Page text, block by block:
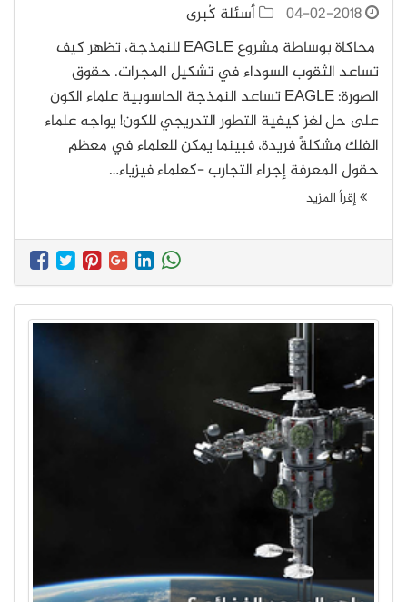
04-02-2018
أسئلة كُبرى
محاكاة بوساطة مشروع EAGLE للنمذجة، تظهر كيف
تساعد الثقوب السوداء في تشكيل المجرات. حقوق
الصورة: EAGLE تساعد النمذجة الحاسوبية علماء الكون
على حل لغز كيفية التطور التدريجي للكون! يواجه علماء
الفلك مشكلةً فريدة، فبينما يمكن للعلماء في معظم
حقول المعرفة إجراء التجارب -كعلماء فيزياء…
إقرأ المزيد